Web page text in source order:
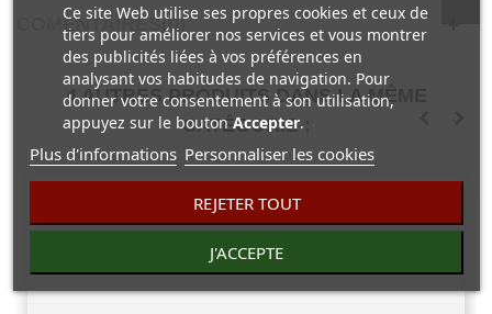
COMENTAIRES(0)
4 AUTRES PRODUITS DANS LA MÊME
CATÉGORIE :
Ce site Web utilise ses propres cookies et ceux de
tiers pour améliorer nos services et vous montrer
des publicités liées à vos préférences en
analysant vos habitudes de navigation. Pour
donner votre consentement à son utilisation,
appuyez sur le bouton Accepter.
Plus d'informations Personnaliser les cookies
REJETER TOUT
J'ACCEPTE